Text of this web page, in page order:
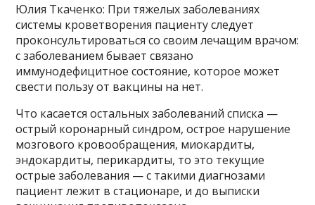
Юлия Ткаченко: При тяжелых заболеваниях
системы кроветворения пациенту следует
проконсультироваться со своим лечащим врачом:
с заболеванием бывает связано
иммунодефицитное состояние, которое может
свести пользу от вакцины на нет.
Что касается остальных заболеваний списка —
острый коронарный синдром, острое нарушение
мозгового кровообращения, миокардиты,
эндокардиты, перикардиты, то это текущие
острые заболевания — с такими диагнозами
пациент лежит в стационаре, и до выписки